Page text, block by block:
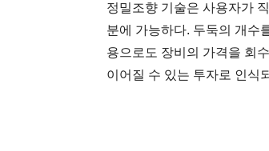
정밀조향 기술은 사용자가
분에 가능하다. 두둑의 개수
용으로도 장비의 가격을 회
이어질 수 있는 투자로 인식